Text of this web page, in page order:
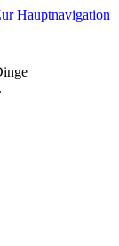
Hauptnavigation